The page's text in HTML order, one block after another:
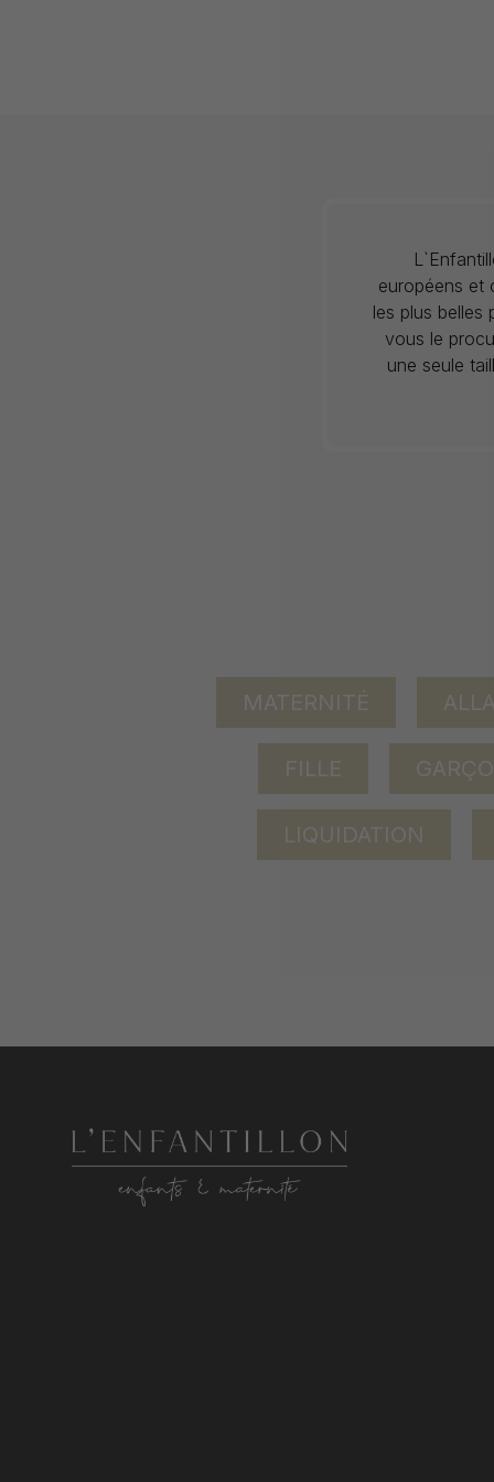
européens et
les plus belles
vous le
une seule
MATERNITÉ
FILLE
LIQUIDATION